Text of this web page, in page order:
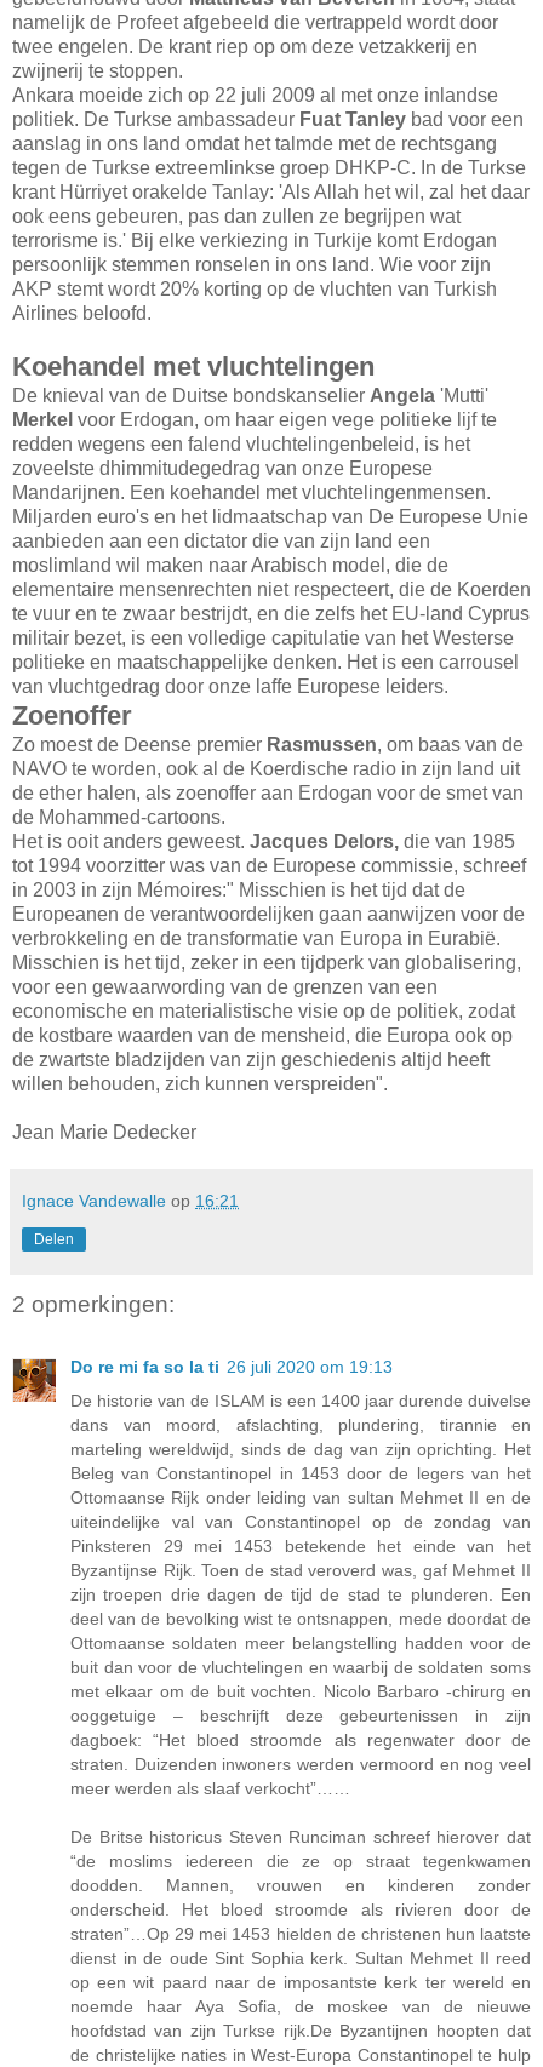
namelijk de Profeet afgebeeld die vertrappeld wordt door
twee engelen. De krant riep op om deze vetzakkerij en
zwijnerij te stoppen.
Ankara moeide zich op 22 juli 2009 al met onze inlandse
politiek. De Turkse ambassadeur Fuat Tanley bad voor een
aanslag in ons land omdat het talmde met de rechtsgang
tegen de Turkse extreemlinkse groep DHKP-C. In de Turkse
krant Hürriyet orakelde Tanlay: 'Als Allah het wil, zal het daar
ook eens gebeuren, pas dan zullen ze begrijpen wat
terrorisme is.' Bij elke verkiezing in Turkije komt Erdogan
persoonlijk stemmen ronselen in ons land. Wie voor zijn
AKP stemt wordt 20% korting op de vluchten van Turkish
Airlines beloofd.
Koehandel met vluchtelingen
De knieval van de Duitse bondskanselier Angela 'Mutti'
Merkel voor Erdogan, om haar eigen vege politieke lijf te
redden wegens een falend vluchtelingenbeleid, is het
zoveelste dhimmitudegedrag van onze Europese
Mandarijnen. Een koehandel met vluchtelingenmensen.
Miljarden euro's en het lidmaatschap van De Europese Unie
aanbieden aan een dictator die van zijn land een
moslimland wil maken naar Arabisch model, die de
elementaire mensenrechten niet respecteert, die de Koerden
te vuur en te zwaar bestrijdt, en die zelfs het EU-land Cyprus
militair bezet, is een volledige capitulatie van het Westerse
politieke en maatschappelijke denken. Het is een carrousel
van vluchtgedrag door onze laffe Europese leiders.
Zoenoffer
Zo moest de Deense premier Rasmussen, om baas van de
NAVO te worden, ook al de Koerdische radio in zijn land uit
de ether halen, als zoenoffer aan Erdogan voor de smet van
de Mohammed-cartoons.
Het is ooit anders geweest. Jacques Delors, die van 1985
tot 1994 voorzitter was van de Europese commissie, schreef
in 2003 in zijn Mémoires:" Misschien is het tijd dat de
Europeanen de verantwoordelijken gaan aanwijzen voor de
verbrokkeling en de transformatie van Europa in Eurabië.
Misschien is het tijd, zeker in een tijdperk van globalisering,
voor een gewaarwording van de grenzen van een
economische en materialistische visie op de politiek, zodat
de kostbare waarden van de mensheid, die Europa ook op
de zwartste bladzijden van zijn geschiedenis altijd heeft
willen behouden, zich kunnen verspreiden".
Jean Marie Dedecker
Ignace Vandewalle op 16:21
Delen
2 opmerkingen:
Do re mi fa so la ti 26 juli 2020 om 19:13
De historie van de ISLAM is een 1400 jaar durende duivelse
dans van moord, afslachting, plundering, tirannie en
marteling wereldwijd, sinds de dag van zijn oprichting. Het
Beleg van Constantinopel in 1453 door de legers van het
Ottomaanse Rijk onder leiding van sultan Mehmet II en de
uiteindelijke val van Constantinopel op de zondag van
Pinksteren 29 mei 1453 betekende het einde van het
Byzantijnse Rijk. Toen de stad veroverd was, gaf Mehmet II
zijn troepen drie dagen de tijd de stad te plunderen. Een
deel van de bevolking wist te ontsnappen, mede doordat de
Ottomaanse soldaten meer belangstelling hadden voor de
buit dan voor de vluchtelingen en waarbij de soldaten soms
met elkaar om de buit vochten. Nicolo Barbaro -chirurg en
ooggetuige – beschrijft deze gebeurtenissen in zijn
dagboek: “Het bloed stroomde als regenwater door de
straten. Duizenden inwoners werden vermoord en nog veel
meer werden als slaaf verkocht”……
De Britse historicus Steven Runciman schreef hierover dat
“de moslims iedereen die ze op straat tegenkwamen
doodden. Mannen, vrouwen en kinderen zonder
onderscheid. Het bloed stroomde als rivieren door de
straten”…Op 29 mei 1453 hielden de christenen hun laatste
dienst in de oude Sint Sophia kerk. Sultan Mehmet II reed
op een wit paard naar de imposantste kerk ter wereld en
noemde haar Aya Sofia, de moskee van de nieuwe
hoofdstad van zijn Turkse rijk.De Byzantijnen hoopten dat
de christelijke naties in West-Europa Constantinopel te hulp